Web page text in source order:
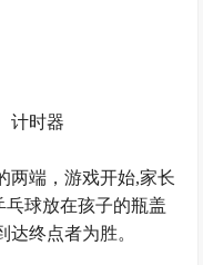
计时器
两端，游戏开始,家长
球放在孩子的瓶盖
达终点者为胜。